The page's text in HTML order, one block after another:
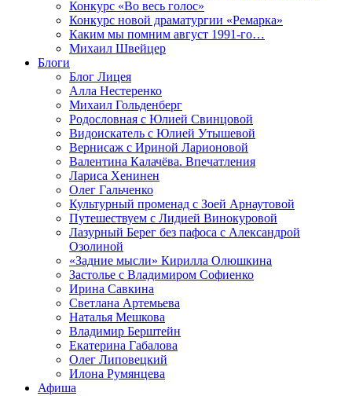
Конкурс «Во весь голос»
Конкурс новой драматургии «Ремарка»
Каким мы помним август 1991-го…
Михаил Швейцер
Блоги
Блог Лицея
Алла Нестеренко
Михаил Гольденберг
Родословная с Юлией Свинцовой
Видоискатель с Юлией Утышевой
Вернисаж с Ириной Ларионовой
Валентина Калачёва. Впечатления
Лариса Хенинен
Олег Гальченко
Культурный променад с Зоей Арнаутовой
Путешествуем с Лидией Винокуровой
Лазурный Берег без пафоса с Александрой
Озолиной
«Задние мысли» Кирилла Олюшкина
Застолье с Владимиром Софиенко
Ирина Савкина
Светлана Артемьева
Наталья Мешкова
Владимир Берштейн
Екатерина Габалова
Олег Липовецкий
Илона Румянцева
Афиша